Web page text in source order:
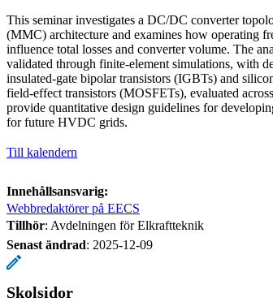
This seminar investigates a DC/DC converter
(MMC) architecture and examines how operating
influence total losses and converter volume. The
validated through finite-element simulations, with
insulated-gate bipolar transistors (IGBTs) and
field-effect transistors (MOSFETs), evaluated
provide quantitative design guidelines for
for future HVDC grids.
Till kalendern
Innehållsansvarig:
Webbredaktörer på EECS
Tillhör: Avdelningen för Elkraftteknik
Senast ändrad: 2025-12-09
Skolsidor